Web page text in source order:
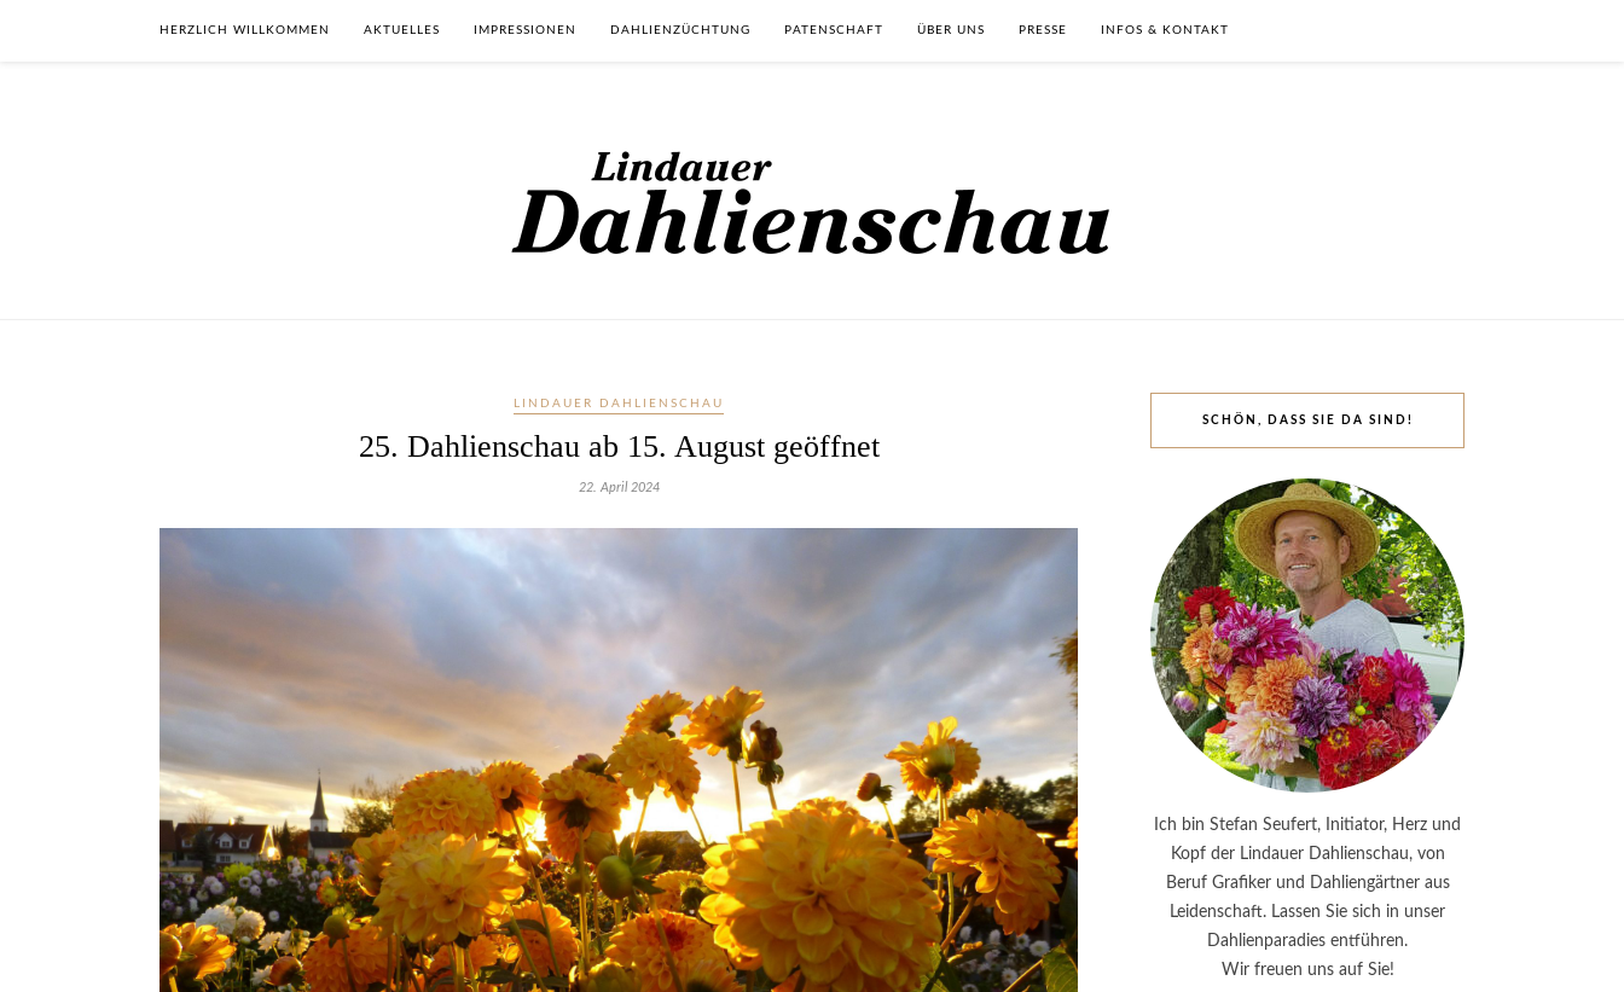
HERZLICH WILLKOMMEN AKTUELLES IMPRESSIONEN DAHLIENZÜCHTUNG PATENSCHAFT ÜBER UNS PRESSE INFOS & KONTAKT
LINDAUER DAHLIENSCHAU
25. Dahlienschau ab 15. August geöffnet
22. April 2024
SCHÖN, DASS SIE DA SIND!
Ich bin Stefan Seufert, Initiator, Herz und
Kopf der Lindauer Dahlienschau, von
Beruf Grafiker und Dahliengärtner aus
Leidenschaft. Lassen Sie sich in unser
Dahlienparadies entführen.
Wir freuen uns auf Sie!